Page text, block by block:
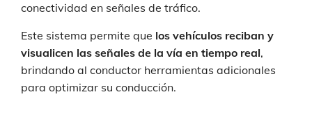
conectividad en señales de tráfico.
Este sistema permite que los vehículos reciban y
visualicen las señales de la vía en tiempo real,
brindando al conductor herramientas adicionales
para optimizar su conducción.